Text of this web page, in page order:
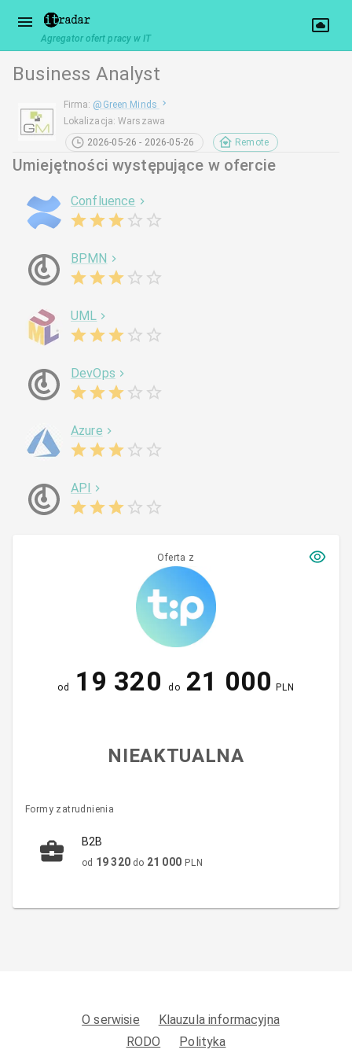
Agregator ofert pracy w IT
Business Analyst
Firma: @ Green Minds
Lokalizacja:Warszawa
2026-05-26 - 2026-05-26
Remote
Umiejętności występujące w ofercie
Confluence
BPMN
UML
DevOps
Azure
API
Oferta z
od 19 320 do 21 000 PLN
NIEAKTUALNA
Formy zatrudnienia
B2B
od 19 320 do 21 000 PLN
O serwisie
Klauzula informacyjna
RODO
Polityka